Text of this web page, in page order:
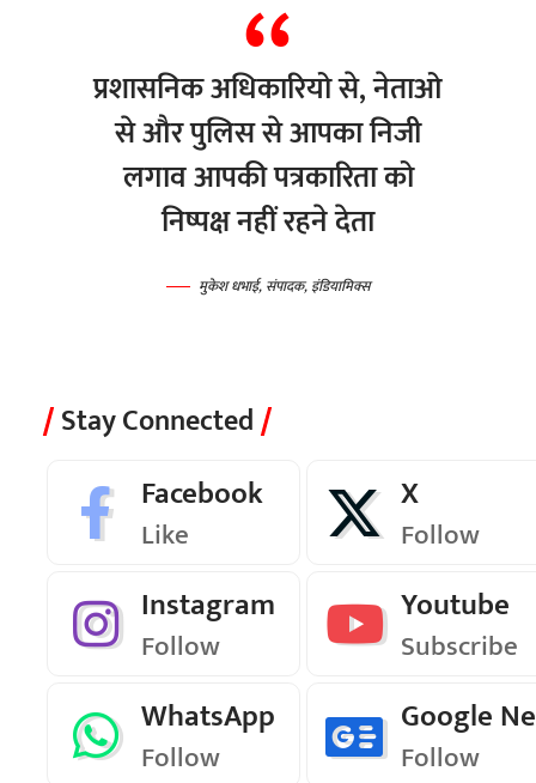
प्रशासनिक अधिकारियो से, नेताओ
से और पुलिस से आपका निजी
लगाव आपकी पत्रकारिता को
निष्पक्ष नहीं रहने देता
मुकेश धभाई, संपादक, इंडियामिक्स
Stay Connected
Facebook
Like
X
Follow
Instagram
Follow
Youtube
Subscribe
WhatsApp
Follow
Google
Follow